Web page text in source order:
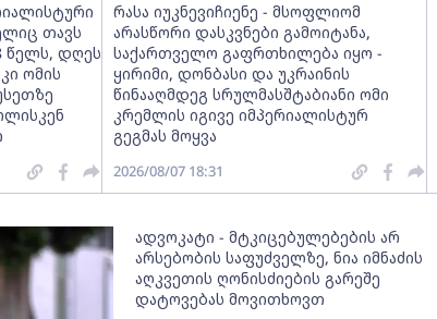
თავს
წელს, დღეს
ომის
რასა იუკნევიჩიენე - მსოფლიომ
არასწორი დასკვნები გამოიტანა,
საქართველო გაფრთხილება იყო -
ყირიმი, დონბასი და უკრაინის
წინააღმდეგ სრულმასშტაბიანი ომი
კრემლის იგივე იმპერიალისტურ
გეგმას მოყვა
2026/08/07 18:31
ადვოკატი - მტკიცებულებების არ
არსებობის საფუძველზე, ნია იმნაძის
აღკვეთის ღონისძიების გარეშე
დატოვებას მოვითხოვთ